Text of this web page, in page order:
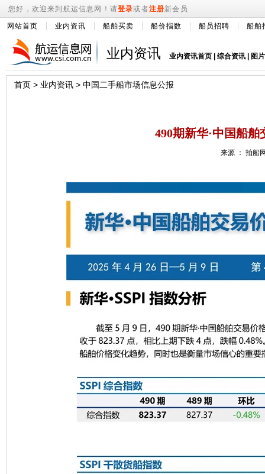
您好，欢迎来到航运信息网！请登录或者注册新会员
网站首页 业内资讯 船舶买卖 船价指数 船员招聘 船舶
业内资讯 业内资讯首页 综合资讯 图
首页 > 业内资讯 > 中国二手船市场信息公报
490期新华·中国船
来源 ： 拍船